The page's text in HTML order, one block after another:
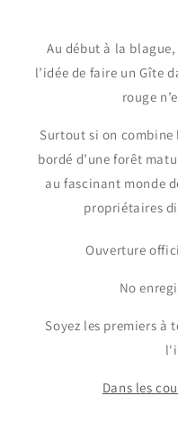
Au début à la
l’idée de faire un Gîte
rouge
Surtout si on combine
bordé d’une forêt
au fascinant monde
propriétaires
Ouverture
No
Soyez les premiers à
Dans les